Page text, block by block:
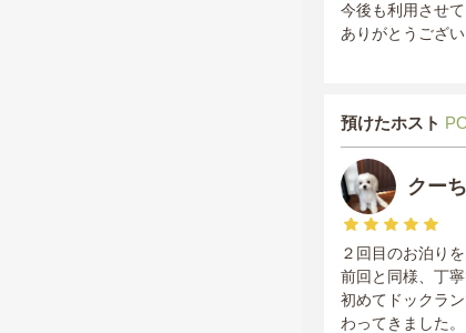
今後も利用させ
ありがとうござ
預けたホスト
クー
２回目のお泊り
前回と同様、丁
初めてドックラ
わってきました。